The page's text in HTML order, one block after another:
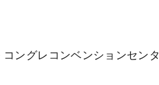
ングレコンベンションセンタ